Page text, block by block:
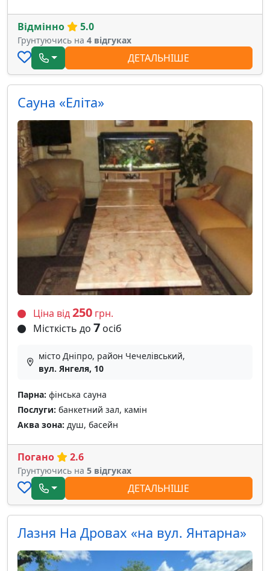
Відмінно 5.0
Грунтуючись на 4 відгуках
ДЕТАЛЬНІШЕ
Сауна «Еліта»
Ціна від250 грн.
Місткість до 7 осіб
місто Дніпро, район Чечелівський,
вул. Янгеля, 10
Парна: фінська сауна
Послуги: банкетний зал, камін
Аква зона: душ, басейн
Погано 2.6
Грунтуючись на 5 відгуках
ДЕТАЛЬНІШЕ
Лазня На Дровах «на вул. Янтарна»